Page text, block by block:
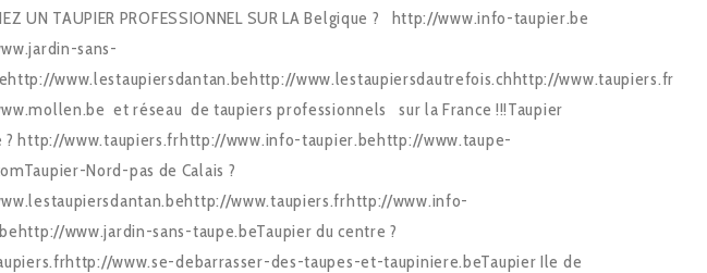
UN TAUPIER PROFESSIONNEL SUR LA Belgique ? http://www.info-taupier.be
sans-
www.lestaupiersdantan.behttp://www.lestaupiersdautrefois.chhttp://www.taupiers.fr
et réseau de taupiers professionnels sur la France !!!Taupier
? http://www.taupiers.frhttp://www.info-taupier.behttp://www.taupe-
Nord-pas de Calais ?
www.taupiers.frhttp://www.info-
www.jardin-sans-taupe.beTaupier du centre ?
www.se-debarrasser-des-taupes-et-taupiniere.beTaupier Ile de